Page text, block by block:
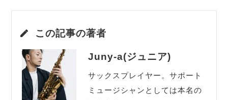
この記事の著者
Juny-a(ジュニア)
サックスプレイヤー。サポート
ミュージシャンとしては本名の